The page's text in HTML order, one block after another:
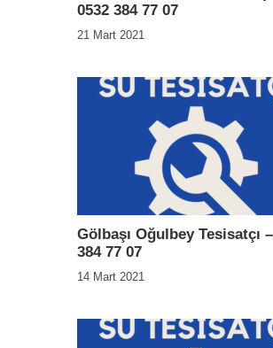
0532 384 77 07
21 Mart 2021
Gölbaşı Oğulbey Tesisatçı
384 77 07
14 Mart 2021